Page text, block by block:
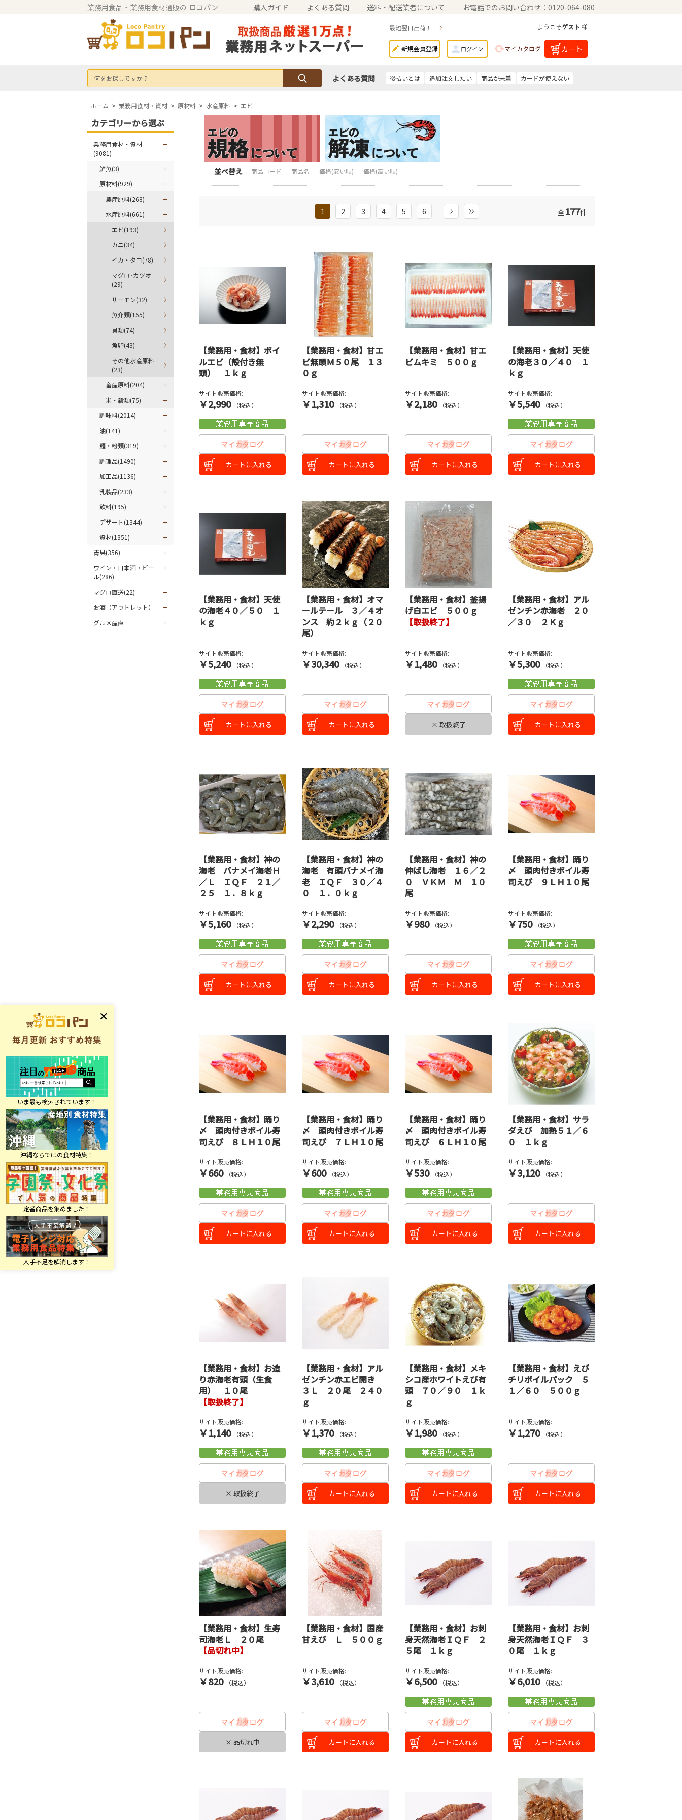
業務用食品・業務用食材通販の ロコパン 購入ガイド よくある質問 送料・配送業者について お電話でのお問い合わせ：0120-064-080
最短翌日出荷！ ようこそゲスト 様
新規会員登録 ログイン マイカタログ カート
何をお探しですか？ よくある質問 後払いとは 追加注文したい 商品が未着 カードが使えない
ホーム > 業務用食材・資材 > 原材料 > 水産原料 > エビ
並べ替え 商品コード 商品名 価格(安い順) 価格(高い順)
全177件
1 2 3 4 5 6
【業務用・食材】ボイ
ルエビ（殻付き無
頭） １ｋｇ
サイト販売価格:
￥2,990 （税込）
カートに入れる
【業務用・食材】甘エ
ビ無頭Ｍ５０尾 １３
０ｇ
サイト販売価格:
￥1,310 （税込）
カートに入れる
【業務用・食材】甘エ
ビムキミ ５００ｇ
サイト販売価格:
￥2,180 （税込）
カートに入れる
【業務用・食材】天使
の海老３０／４０ １
ｋｇ
サイト販売価格:
￥5,540 （税込）
カートに入れる
【業務用・食材】天使
の海老４０／５０ １
ｋｇ
サイト販売価格:
￥5,240 （税込）
カートに入れる
【業務用・食材】オマ
ールテール ３／４オ
ンス 約２ｋｇ（２０
尾）
サイト販売価格:
￥30,340 （税込）
カートに入れる
【業務用・食材】釜揚
げ白エビ ５００ｇ
【取扱終了】
サイト販売価格:
￥1,480 （税込）
× 取扱終了
【業務用・食材】アル
ゼンチン赤海老 ２０
／３０ ２Ｋｇ
サイト販売価格:
￥5,300 （税込）
カートに入れる
【業務用・食材】神の
海老 バナメイ海老Ｈ
／Ｌ ＩＱＦ ２１／
２５ １．８ｋｇ
サイト販売価格:
￥5,160 （税込）
カートに入れる
【業務用・食材】神の
海老 有頭バナメイ海
老 ＩＱＦ ３０／４
０ １．０ｋｇ
サイト販売価格:
￥2,290 （税込）
カートに入れる
【業務用・食材】神の
伸ばし海老 １６／２
０ ＶＫＭ Ｍ １０
尾
サイト販売価格:
￥980 （税込）
カートに入れる
【業務用・食材】踊り
〆 頭肉付きボイル寿
司えび ９ＬＨ１０尾
サイト販売価格:
￥750 （税込）
カートに入れる
【業務用・食材】踊り
〆 頭肉付きボイル寿
司えび ８ＬＨ１０尾
サイト販売価格:
￥660 （税込）
カートに入れる
【業務用・食材】踊り
〆 頭肉付きボイル寿
司えび ７ＬＨ１０尾
サイト販売価格:
￥600 （税込）
カートに入れる
【業務用・食材】踊り
〆 頭肉付きボイル寿
司えび ６ＬＨ１０尾
サイト販売価格:
￥530 （税込）
カートに入れる
【業務用・食材】サラ
ダえび 加熱５１／６
０ １ｋｇ
サイト販売価格:
￥3,120 （税込）
カートに入れる
【業務用・食材】お造
り赤海老有頭（生食
用） １０尾
【取扱終了】
サイト販売価格:
￥1,140 （税込）
× 取扱終了
【業務用・食材】アル
ゼンチン赤エビ開き
３Ｌ ２０尾 ２４０
ｇ
サイト販売価格:
￥1,370 （税込）
カートに入れる
【業務用・食材】メキ
シコ産ホワイトえび有
頭 ７０／９０ １ｋ
ｇ
サイト販売価格:
￥1,980 （税込）
カートに入れる
【業務用・食材】えび
チリボイルパック ５
１／６０ ５００ｇ
サイト販売価格:
￥1,270 （税込）
カートに入れる
【業務用・食材】生寿
司海老Ｌ ２０尾
【品切れ中】
サイト販売価格:
￥820 （税込）
× 品切れ中
【業務用・食材】国産
甘えび Ｌ ５００ｇ
サイト販売価格:
￥3,610 （税込）
カートに入れる
【業務用・食材】お刺
身天然海老ＩＱＦ ２
５尾 １ｋｇ
サイト販売価格:
￥6,500 （税込）
カートに入れる
【業務用・食材】お刺
身天然海老ＩＱＦ ３
０尾 １ｋｇ
サイト販売価格:
￥6,010 （税込）
カートに入れる
カテゴリーから選ぶ
業務用食材・資材
(9081)
鮮魚(3)
原材料(929)
農産原料(268)
水産原料(661)
エビ(193)
カニ(34)
イカ・タコ(78)
マグロ･カツオ
(29)
サーモン(32)
魚介類(155)
貝類(74)
魚卵(43)
その他水産原料
(23)
畜産原料(204)
米・穀類(75)
調味料(2014)
油(141)
麺・粉類(319)
調理品(1490)
加工品(1136)
乳製品(233)
飲料(195)
デザート(1344)
資材(1351)
青果(356)
ワイン・日本酒・ビー
ル(286)
マグロ直送(22)
お酒（アウトレット）
グルメ産直